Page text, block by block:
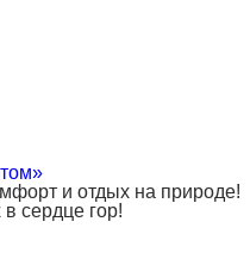
и отдых на природе!